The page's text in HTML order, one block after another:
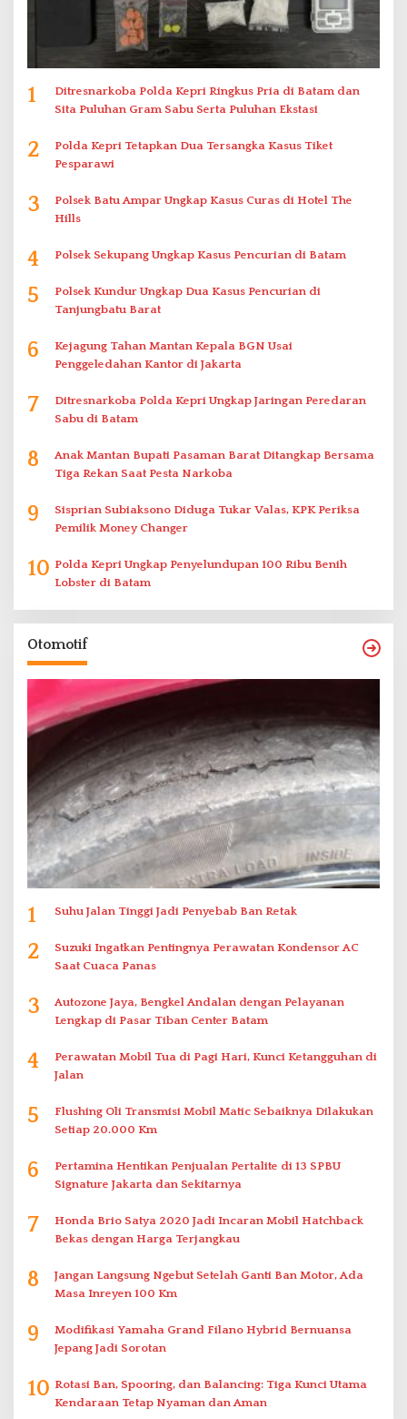
1
Ditresnarkoba Polda Kepri Ringkus Pria di Batam dan
Sita Puluhan Gram Sabu Serta Puluhan Ekstasi
2
Polda Kepri Tetapkan Dua Tersangka Kasus Tiket
Pesparawi
3
Polsek Batu Ampar Ungkap Kasus Curas di Hotel The
Hills
4 Polsek Sekupang Ungkap Kasus Pencurian di Batam
5
Polsek Kundur Ungkap Dua Kasus Pencurian di
Tanjungbatu Barat
6
Kejagung Tahan Mantan Kepala BGN Usai
Penggeledahan Kantor di Jakarta
7
Ditresnarkoba Polda Kepri Ungkap Jaringan Peredaran
Sabu di Batam
8
Anak Mantan Bupati Pasaman Barat Ditangkap Bersama
Tiga Rekan Saat Pesta Narkoba
9
Sisprian Subiaksono Diduga Tukar Valas, KPK Periksa
Pemilik Money Changer
10 Polda Kepri Ungkap Penyelundupan 100 Ribu Benih
Lobster di Batam
Otomotif
1 Suhu Jalan Tinggi Jadi Penyebab Ban Retak
2
Suzuki Ingatkan Pentingnya Perawatan Kondensor AC
Saat Cuaca Panas
3
Autozone Jaya, Bengkel Andalan dengan Pelayanan
Lengkap di Pasar Tiban Center Batam
4
Perawatan Mobil Tua di Pagi Hari, Kunci Ketangguhan di
Jalan
5
Flushing Oli Transmisi Mobil Matic Sebaiknya Dilakukan
Setiap 20.000 Km
6
Pertamina Hentikan Penjualan Pertalite di 13 SPBU
Signature Jakarta dan Sekitarnya
7
Honda Brio Satya 2020 Jadi Incaran Mobil Hatchback
Bekas dengan Harga Terjangkau
8
Jangan Langsung Ngebut Setelah Ganti Ban Motor, Ada
Masa Inreyen 100 Km
9
Modifikasi Yamaha Grand Filano Hybrid Bernuansa
Jepang Jadi Sorotan
10 Rotasi Ban, Spooring, dan Balancing: Tiga Kunci Utama
Kendaraan Tetap Nyaman dan Aman